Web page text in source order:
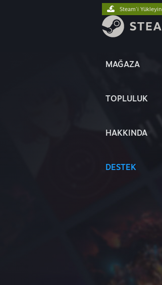
MAĞAZA
TOPLULUK
HAKKINDA
DESTEK
Steam'i Yükleyin